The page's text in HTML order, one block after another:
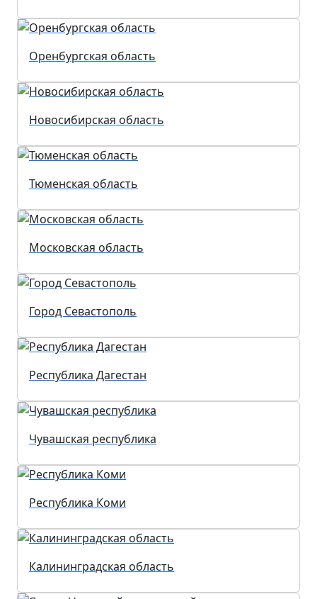
Оренбургская область
Новосибирская область
Тюменская область
Московская область
Город Севастополь
Республика Дагестан
Чувашская республика
Республика Коми
Калининградская область